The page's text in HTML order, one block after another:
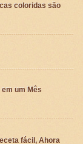
coloridas são
um Mês
fácil, Ahora